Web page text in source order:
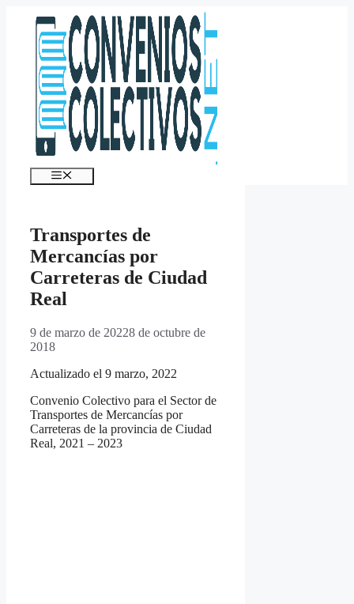
contenido
Menú
Transportes de
Mercancías por
Carreteras de Ciudad
Real
9 de marzo de 20228 de octubre de
2018
Actualizado el 9 marzo, 2022
Convenio Colectivo para el Sector de
Transportes de Mercancías por
Carreteras de la provincia de Ciudad
Real, 2021 – 2023